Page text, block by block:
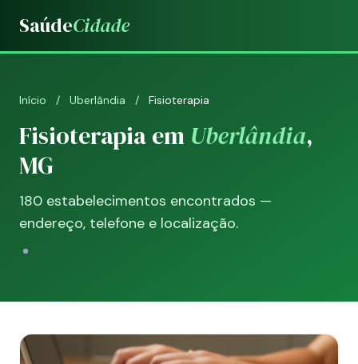
SaúdeCidade
Início / Uberlândia / Fisioterapia
Fisioterapia em Uberlândia,
MG
180 estabelecimentos encontrados —
endereço, telefone e localização.